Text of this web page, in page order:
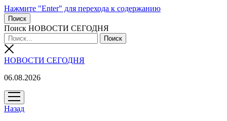
Нажмите "Enter" для перехода к содержанию
Поиск
Поиск НОВОСТИ СЕГОДНЯ
НОВОСТИ СЕГОДНЯ
06.08.2026
открыть
меню
Назад